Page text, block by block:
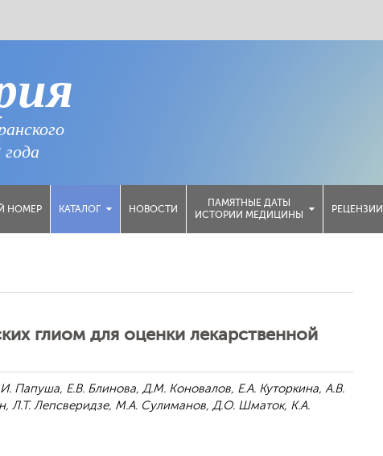
НОМЕР КАТАЛОГ НОВОСТИ
ПАМЯТНЫЕ ДАТЫ
ИСТОРИИ МЕДИЦИНЫ
РЕЦЕНЗИИ
глиом для оценки лекарственной
Папуша, Е.В. Блинова, Д.М. Коновалов, Е.А. Куторкина, А.В.
Л.Т. Лепсверидзе, М.А. Сулиманов, Д.О. Шматок, К.А.